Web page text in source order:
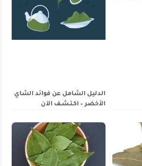
الدليل الشامل عن فوائد الشاي
الأخضر – اكـتـشـف الآن